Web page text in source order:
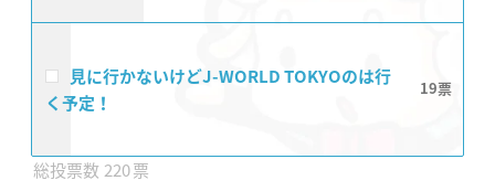
見に行かないけどJ-WORLD TOKYO​のは行
く予定！
19
220